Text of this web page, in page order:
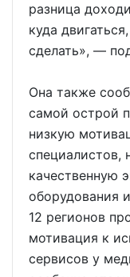
разница
куда
сделать», —
Она также
самой острой
низкую
специалистов,
качественную
оборудования
12 регионов
мотивация к
сервисов у